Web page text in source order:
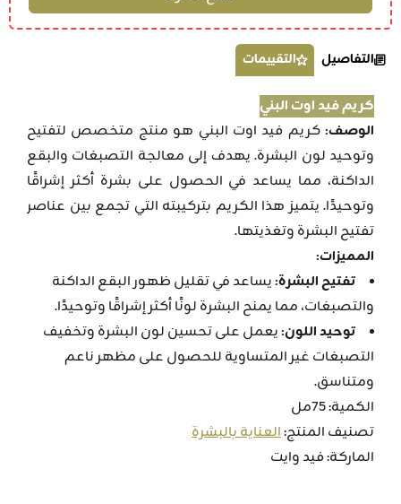
التفاصيل التقييمات
كريم فيد اوت البني
الوصف: كريم فيد اوت البني هو منتج متخصص لتفتيح
وتوحيد لون البشرة. يهدف إلى معالجة التصبغات والبقع
الداكنة، مما يساعد في الحصول على بشرة أكثر إشراقًا
وتوحيدًا. يتميز هذا الكريم بتركيبته التي تجمع بين عناصر
تفتيح البشرة وتغذيتها.
المميزات:
تفتيح البشرة:يساعد في تقليل ظهور البقع الداكنة
والتصبغات، مما يمنح البشرة لونًا أكثر إشراقًا وتوحيدًا.
توحيد اللون:يعمل على تحسين لون البشرة وتخفيف
التصبغات غير المتساوية للحصول على مظهر ناعم
ومتناسق.
الكمية: 75مل
تصنيف المنتج:العناية بالبشرة
الماركة: فيد وايت